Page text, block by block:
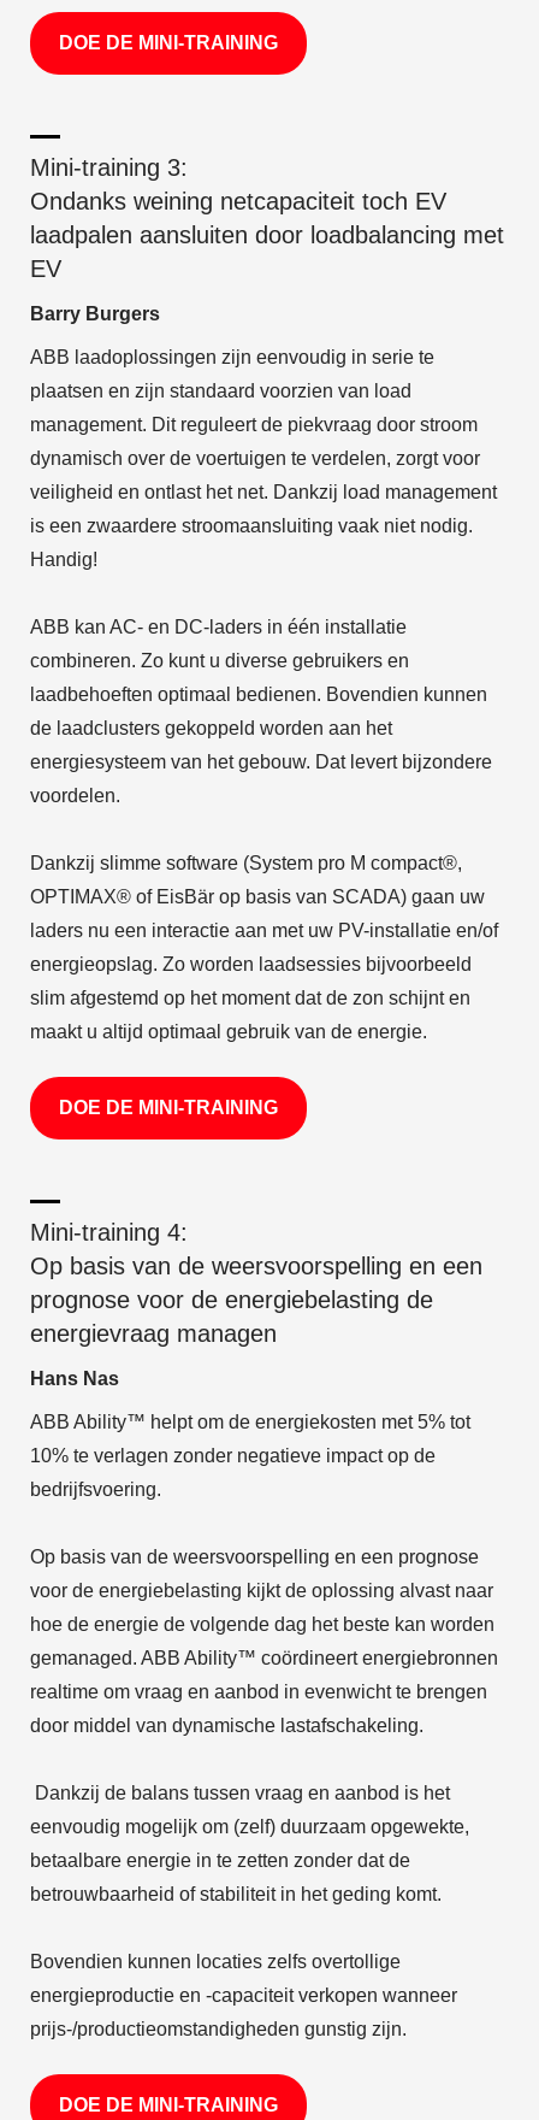
DOE DE MINI-TRAINING
Mini-training 3:
Ondanks weining netcapaciteit toch EV
laadpalen aansluiten door loadbalancing met
EV
Barry Burgers
ABB laadoplossingen zijn eenvoudig in serie te
plaatsen en zijn standaard voorzien van load
management. Dit reguleert de piekvraag door stroom
dynamisch over de voertuigen te verdelen, zorgt voor
veiligheid en ontlast het net. Dankzij load management
is een zwaardere stroomaansluiting vaak niet nodig.
Handig!
ABB kan AC- en DC-laders in één installatie
combineren. Zo kunt u diverse gebruikers en
laadbehoeften optimaal bedienen. Bovendien kunnen
de laadclusters gekoppeld worden aan het
energiesysteem van het gebouw. Dat levert bijzondere
voordelen.
Dankzij slimme software (System pro M compact®,
OPTIMAX® of EisBär op basis van SCADA) gaan uw
laders nu een interactie aan met uw PV-installatie en/of
energieopslag. Zo worden laadsessies bijvoorbeeld
slim afgestemd op het moment dat de zon schijnt en
maakt u altijd optimaal gebruik van de energie.
DOE DE MINI-TRAINING
Mini-training 4:
Op basis van de weersvoorspelling en een
prognose voor de energiebelasting de
energievraag managen
Hans Nas
ABB Ability™ helpt om de energiekosten met 5% tot
10% te verlagen zonder negatieve impact op de
bedrijfsvoering.
Op basis van de weersvoorspelling en een prognose
voor de energiebelasting kijkt de oplossing alvast naar
hoe de energie de volgende dag het beste kan worden
gemanaged. ABB Ability™ coördineert energiebronnen
realtime om vraag en aanbod in evenwicht te brengen
door middel van dynamische lastafschakeling.
Dankzij de balans tussen vraag en aanbod is het
eenvoudig mogelijk om (zelf) duurzaam opgewekte,
betaalbare energie in te zetten zonder dat de
betrouwbaarheid of stabiliteit in het geding komt.
Bovendien kunnen locaties zelfs overtollige
energieproductie en -capaciteit verkopen wanneer
prijs-/productieomstandigheden gunstig zijn.
DOE DE MINI-TRAINING